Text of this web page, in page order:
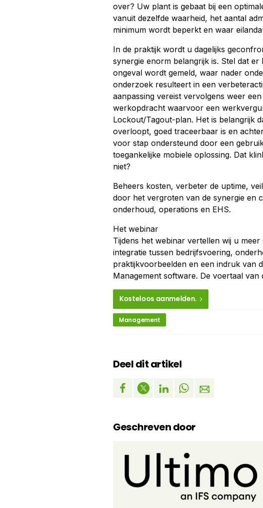
over? Uw plant is gebaat bij een
vanuit dezelfde waarheid, het aantal
minimum wordt beperkt en waar
In de praktijk wordt u dagelijks
synergie enorm belangrijk is. Stel dat
ongeval wordt gemeld, waar nader
onderzoek resulteert in een
aanpassing vereist vervolgens weer
werkopdracht waarvoor een
Lockout/Tagout-plan. Het is belangrijk
overloopt, goed traceerbaar is en
voor stap ondersteund door een
toegankelijke mobiele oplossing. Dat
niet?
Beheers kosten, verbeter de uptime,
door het vergroten van de synergie en
onderhoud, operations en EHS.
Het webinar
Tijdens het webinar vertellen wij u
integratie tussen bedrijfsvoering,
praktijkvoorbeelden en een indruk van
Management software. De voertaal van
Kosteloos aanmelden.
Management
Deel dit artikel
Geschreven door